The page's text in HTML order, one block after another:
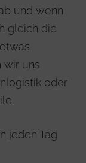
und wenn
gleich die
wir uns
oder
jeden Tag